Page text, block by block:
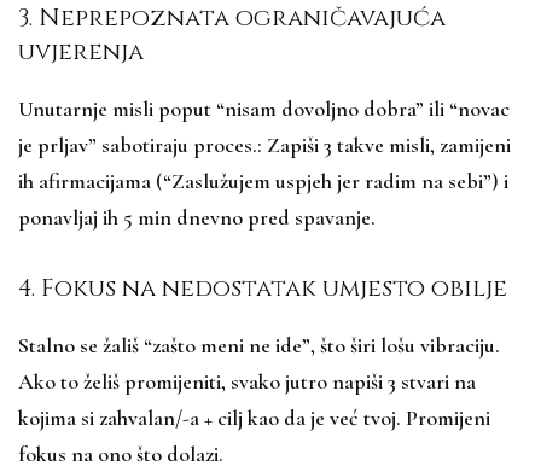
3. Neprepoznata ograničavajuća
uvjerenja
Unutarnje misli poput “nisam dovoljno dobra” ili “novac
je prljav” sabotiraju proces.: Zapiši 3 takve misli, zamijeni
ih afirmacijama (“Zaslužujem uspjeh jer radim na sebi”) i
ponavljaj ih 5 min dnevno pred spavanje.​
4. Fokus na nedostatak umjesto obilje
Stalno se žališ “zašto meni ne ide”, što širi lošu vibraciju.
Ako to želiš promijeniti, svako jutro napiši 3 stvari na
kojima si zahvalan/-a + cilj kao da je već tvoj. Promijeni
fokus na ono što dolazi.​